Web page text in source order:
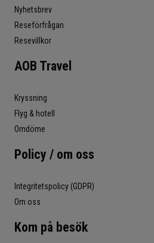
Nyhetsbrev
Reseförfrågan
Resevillkor
AOB Travel
Kryssning
Flyg & hotell
Omdöme
Policy / om oss
Integritetspolicy (GDPR)
Om oss
Kom på besök